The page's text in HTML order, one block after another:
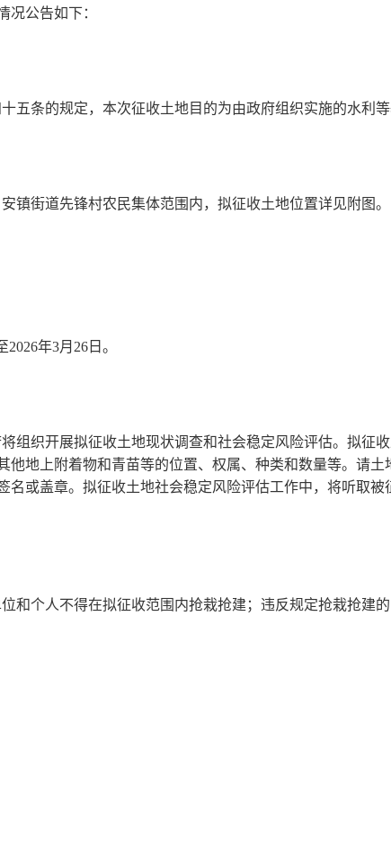
况公告如下：
五条的规定，本次征收土地目的为由政府组织实施的水利
镇街道先锋村农民集体范围内， 拟征收土地位置详见附图。
2026年3月 26日。
组织开展拟征收土地现状调查和社会稳定风险评估。拟征
他地上附着物和青苗等的位置、权属、种类和数量等。请
名或盖章。拟征收土地社会稳定风险评估工作中，将听取
和个人不得在拟征收范围内抢栽抢建；违反规定抢栽抢